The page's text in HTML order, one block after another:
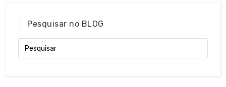
Pesquisar no BLOG